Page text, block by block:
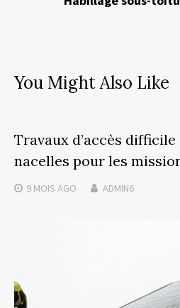
You Might Also Like
Travaux d’accès
nacelles pour les
9 MOIS AGO ADMIN6